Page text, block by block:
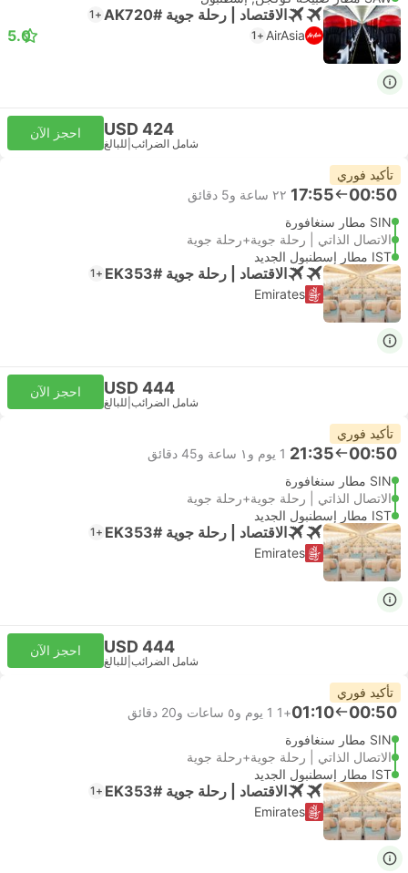
الاقتصاد | رحلة جوية #AK720 +1
AirAsia
+1
5.0
USD 424
شامل الضرائب للبالغ
احجز الآن
تأكيد فوري
00:50
17:55 ٢٢ ساعة و‫5 دقائق
SIN مطار سنغافورة
الاتصال الذاتي | رحلة جوية+رحلة جوية
IST مطار إسطنبول الجديد
الاقتصاد | رحلة جوية #EK353 +1
Emirates
USD 444
شامل الضرائب للبالغ
احجز الآن
تأكيد فوري
00:50
21:35 1 يوم و١ ساعة و‫45 دقائق
SIN مطار سنغافورة
الاتصال الذاتي | رحلة جوية+رحلة جوية
IST مطار إسطنبول الجديد
الاقتصاد | رحلة جوية #EK353 +1
Emirates
USD 444
شامل الضرائب للبالغ
احجز الآن
تأكيد فوري
00:50
01:10
+1
1 يوم و٥ ساعات و‫20 دقائق
SIN مطار سنغافورة
الاتصال الذاتي | رحلة جوية+رحلة جوية
IST مطار إسطنبول الجديد
الاقتصاد | رحلة جوية #EK353 +1
Emirates